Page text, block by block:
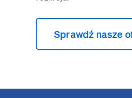
Sprawdź nasze